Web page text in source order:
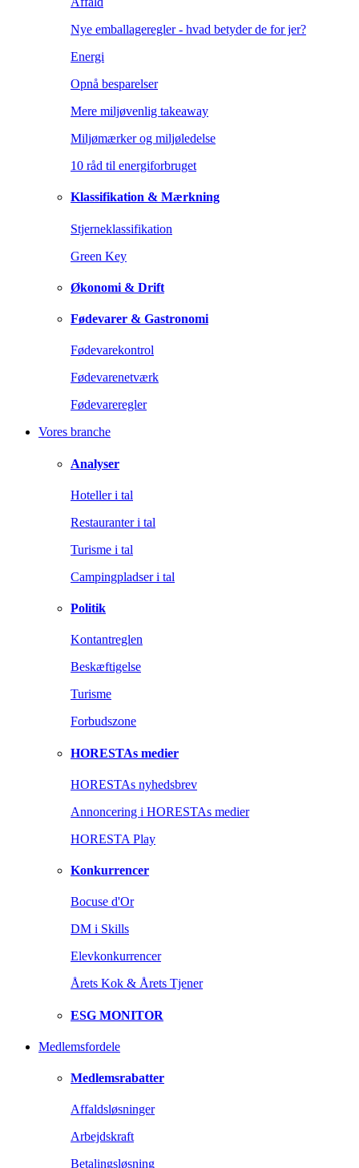
Nye emballageregler - hvad betyder de for jer?
Energi
Opnå besparelser
Mere miljøvenlig takeaway
Miljømærker og miljøledelse
10 råd til energiforbruget
Klassifikation & Mærkning
Stjerneklassifikation
Green Key
Økonomi & Drift
Fødevarer & Gastronomi
Fødevarekontrol
Fødevarenetværk
Fødevareregler
Vores branche
Analyser
Hoteller i tal
Restauranter i tal
Turisme i tal
Campingpladser i tal
Politik
Kontantreglen
Beskæftigelse
Turisme
Forbudszone
HORESTAs medier
HORESTAs nyhedsbrev
Annoncering i HORESTAs medier
HORESTA Play
Konkurrencer
Bocuse d'Or
DM i Skills
Elevkonkurrencer
Årets Kok & Årets Tjener
ESG MONITOR
Medlemsfordele
Medlemsrabatter
Affaldsløsninger
Arbejdskraft
Betalingsløsning